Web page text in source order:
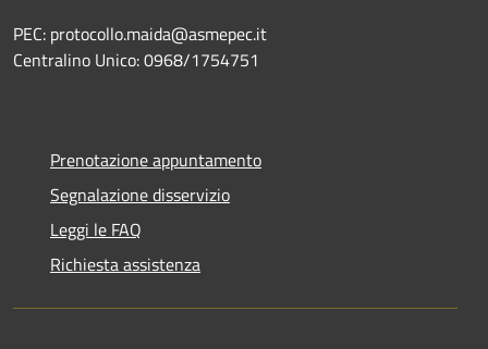
PEC: protocollo.maida@asmepec.it
Centralino Unico: 0968/1754751
Prenotazione appuntamento
Segnalazione disservizio
Leggi le FAQ
Richiesta assistenza